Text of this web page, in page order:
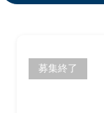
募集終了